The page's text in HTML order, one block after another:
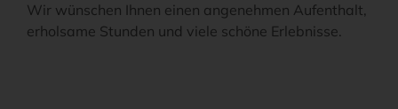
Wir wünschen Ihnen einen angenehmen Aufenthalt,
erholsame Stunden und viele schöne Erlebnisse.